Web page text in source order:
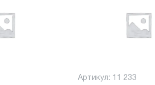
Артикул: 11 233